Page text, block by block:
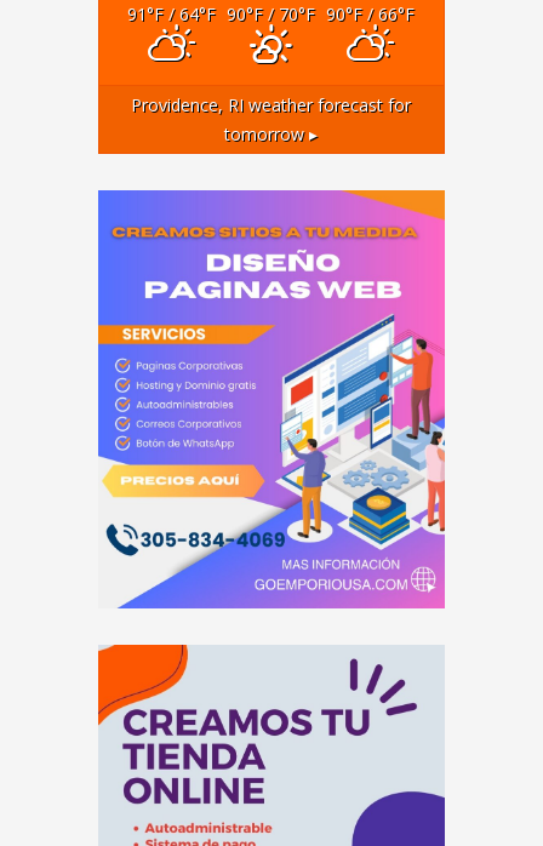
91°F/ 64°F 90°F/ 70°F 90°F/ 66°F
Providence, RI weather forecast for
tomorrow ▸